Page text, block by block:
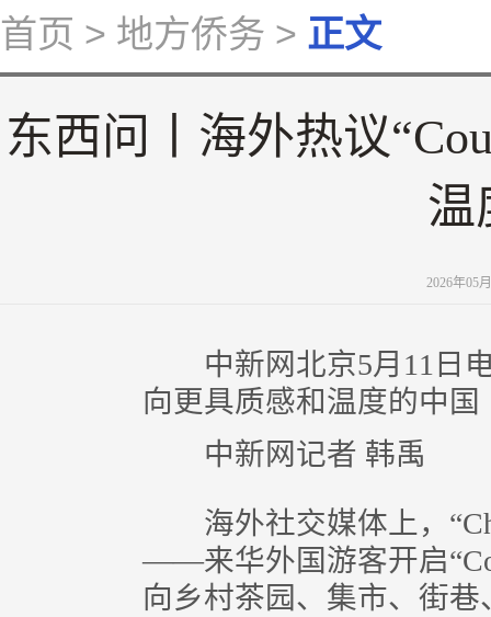
首页 > 地方侨务 > 正文
东西问丨海外热议
温
2026年05
中新网北京5月11日电
向更具质感和温度的中国
中新网记者 韩禹
海外社交媒体上，
——来华外国游客开启
向乡村茶园、集市、街